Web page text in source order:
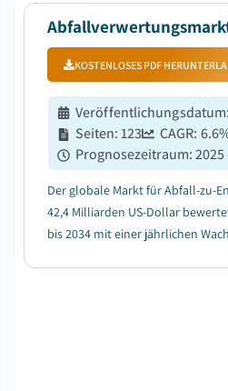
wächst, mit einer
KOSTENLOSES PDF
Veröffentlichungsdatum
Seiten:123 CAGR: 6.6
Prognosezeitraum:2025
Der globale Markt für Abfall-zu-
42,4 Milliarden US-Dollar
bis 2034 mit einer jährlichen